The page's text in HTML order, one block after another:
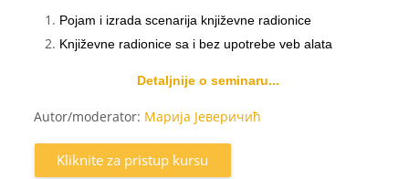
Pojam i izrada scenarija književne radionice
Književne radionice sa i bez upotrebe veb alata
Detaljnije o seminaru...
Autor/moderator: Марија Јеверичић
Kliknite za pristup kursu